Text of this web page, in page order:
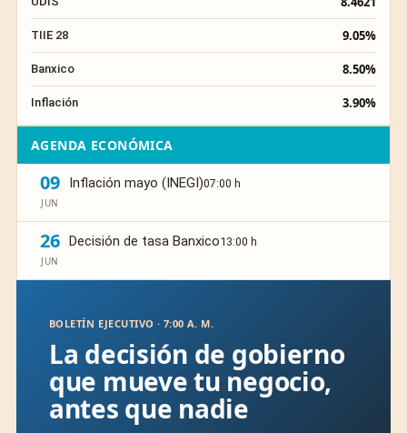
TIIE 28 9.05%
Banxico 8.50%
Inflación 3.90%
AGENDA ECONÓMICA
09
JUN
Inflación mayo (INEGI)07:00 h
26
JUN
Decisión de tasa Banxico13:00 h
BOLETÍN EJECUTIVO · 7:00 A. M.
La decisión de gobierno
que mueve tu negocio,
antes que nadie